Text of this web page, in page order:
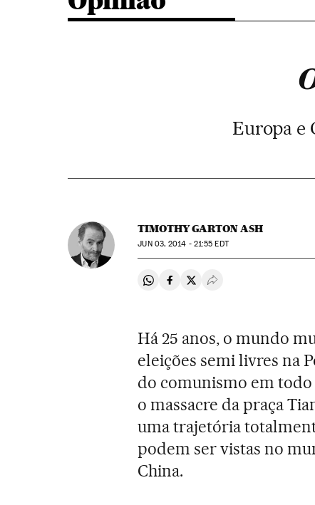
Europa e
TIMOTHY GARTON ASH
JUN03, 2014 - 21:55 EDT
Compartir en Whatsapp
Compartir en Facebook
Compartir en Twitter
Desplegar Redes
Há 25 anos, o mundo
eleições semi livres na
do comunismo em
o massacre da praça
uma trajetória
podem ser vistas no
China.